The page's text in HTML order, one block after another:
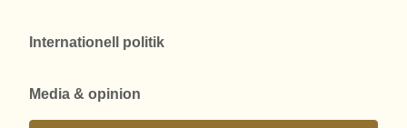
Internationell politik
Media & opinion